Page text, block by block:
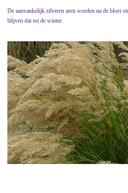
De aanvankelijk zilveren aren worden na de bloei
blijven dat tot de winter.